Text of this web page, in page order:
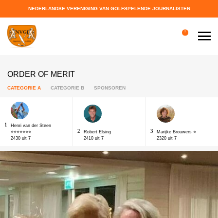
NEDERLANDSE VERENIGING VAN GOLFSPELENDE JOURNALISTEN
ORDER OF MERIT
CATEGORIE A CATEGORIE B SPONSOREN
1
Henri van der Steen
⭐⭐⭐⭐⭐⭐⭐
2430 uit 7
2
Robert Elsing
2410 uit 7
3
Marijke Brouwers ⭐
2320 uit 7
!